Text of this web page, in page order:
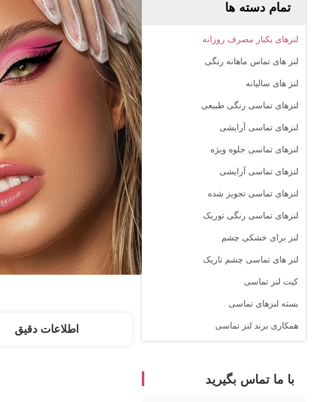
تمام دسته ها
لنزهای یکبار مصرف روزانه
لنز های تماس ماهانه رنگی
لنز های سالیانه
لنزهای تماسی رنگی طبیعی
لنزهای تماسی آرایشی
لنزهای تماسی جلوه ویژه
لنزهای تماسی آرایشی
لنزهای تماسی تجویز شده
لنزهای تماسی رنگی توریک
لنز برای خشکی چشم
لنز های تماسی چشم تاریک
کیت لنز تماسی
بسته لنزهای تماسی
همکاری برند لنز تماسی
با ما تماس بگیرید
اطلاعات دقیق